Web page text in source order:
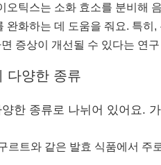
오틱스는 소화 효소를 분비해
완화하는 데 도움을 줘요. 특
증상이 개선될 수 있다는 연
다양한 종류
한 종류로 나뉘어 있어요.
르트와 같은 발효 식품에서 주